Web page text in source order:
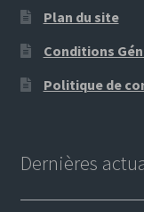
Plan du site
Conditions
Politique de
Dernières